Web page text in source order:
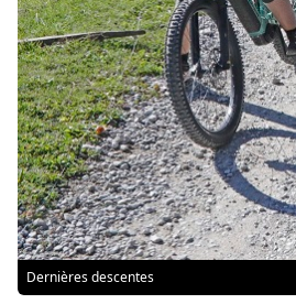
Dernières descentes